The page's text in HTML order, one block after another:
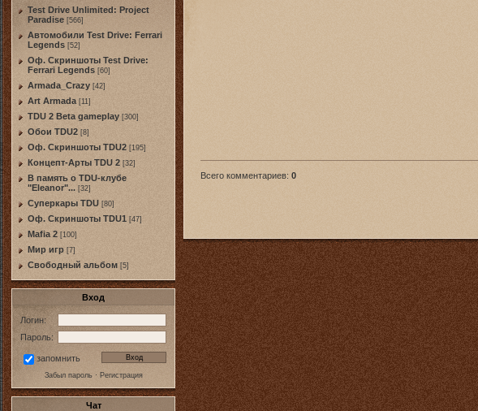
Test Drive Unlimited: Project
Paradise [566]
Автомобили Test Drive: Ferrari
Legends [52]
Оф. Скриншоты Test Drive:
Ferrari Legends [60]
Armada_Crazy [42]
Art Armada [11]
TDU 2 Beta gameplay [300]
Обои TDU2 [8]
Оф. Скриншоты TDU2 [195]
Концепт-Арты TDU 2 [32]
В память о TDU-клубе
"Eleanor"... [32]
Суперкары TDU [80]
Оф. Скриншоты TDU1 [47]
Mafia 2 [100]
Мир игр [7]
Свободный альбом [5]
Вход
Логин:
Пароль:
запомнить
Забыл пароль· Регистрация
Чат
Всего комментариев: 0